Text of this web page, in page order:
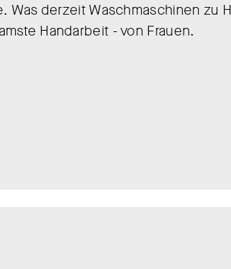
Was derzeit Waschmaschinen zu
Handarbeit - von Frauen.